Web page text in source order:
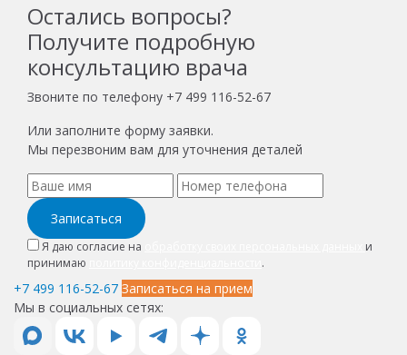
Остались вопросы?
Получите подробную
консультацию врача
Звоните по телефону +7 499 116-52-67
Или заполните форму заявки.
Мы перезвоним вам для уточнения деталей
Записаться
Я даю согласие на
и
принимаю
.
+7 499 116-52-67 Записаться на прием
Мы в социальных сетях: